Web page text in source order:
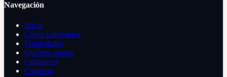
Navegación
Inicio
Cómo trabajamos
Propiedades
Quiénes somos
Opiniones
Contacto